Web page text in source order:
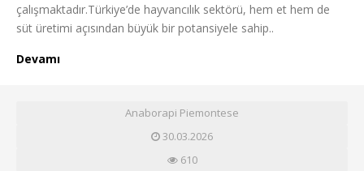
çalışmaktadır.Türkiye’de hayvancılık sektörü, hem et hem de
süt üretimi açısından büyük bir potansiyele sahip..
Devamı
Anaborapi Piemontese
30.03.2026
610